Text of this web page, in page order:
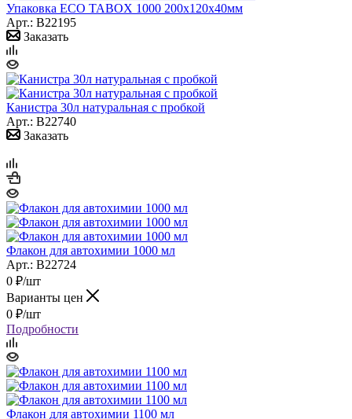
Упаковка ECO TABOX 1000 200х120х40мм
Арт.: B22195
Заказать
Канистра 30л натуральная с пробкой
Арт.: B22740
Заказать
Флакон для автохимии 1000 мл
Арт.: B22724
0 ₽/шт
Варианты цен
0 ₽/шт
Подробности
Флакон для автохимии 1100 мл